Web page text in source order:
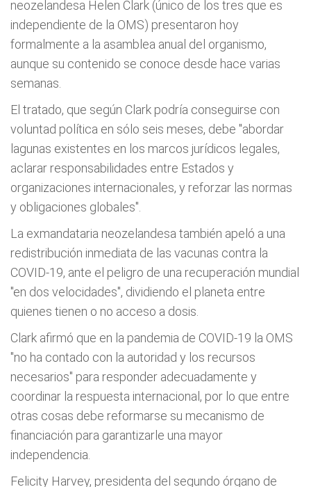
neozelandesa Helen Clark (único de los tres que es
independiente de la OMS) presentaron hoy
formalmente a la asamblea anual del organismo,
aunque su contenido se conoce desde hace varias
semanas.
El tratado, que según Clark podría conseguirse con
voluntad política en sólo seis meses, debe "abordar
lagunas existentes en los marcos jurídicos legales,
aclarar responsabilidades entre Estados y
organizaciones internacionales, y reforzar las normas
y obligaciones globales".
La exmandataria neozelandesa también apeló a una
redistribución inmediata de las vacunas contra la
COVID-19, ante el peligro de una recuperación mundial
"en dos velocidades", dividiendo el planeta entre
quienes tienen o no acceso a dosis.
Clark afirmó que en la pandemia de COVID-19 la OMS
"no ha contado con la autoridad y los recursos
necesarios" para responder adecuadamente y
coordinar la respuesta internacional, por lo que entre
otras cosas debe reformarse su mecanismo de
financiación para garantizarle una mayor
independencia.
Felicity Harvey, presidenta del segundo órgano de